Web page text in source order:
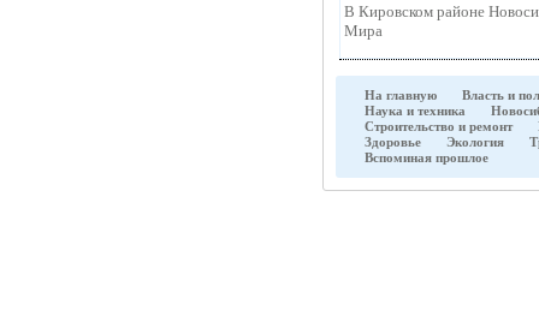
В Кировском районе
Мира
На главную
Власть и
Наука и техника
Строительство и ремонт
Здоровье
Экология
Вспоминая прошлое